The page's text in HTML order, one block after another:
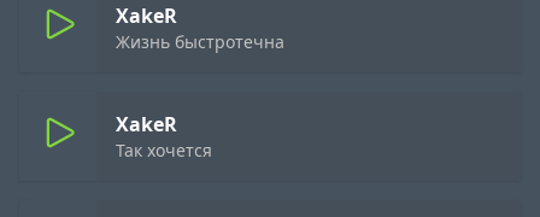
XakeR
Жизнь быстротечна
XakeR
Так хочется